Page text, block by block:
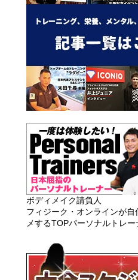
ボディメイク請負人
フィジーク・オンラインが自
メするTOPパーソナルトレー